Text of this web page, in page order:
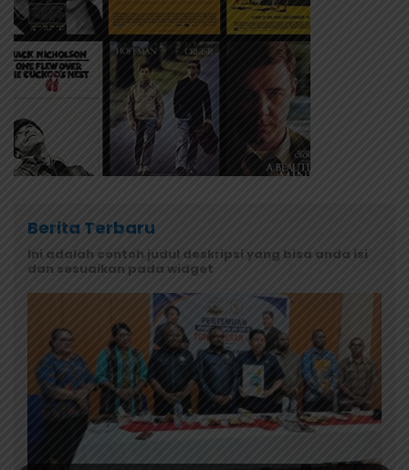
Berita Terbaru
Ini adalah contoh judul deskripsi yang bisa anda isi
dan sesuaikan pada widget